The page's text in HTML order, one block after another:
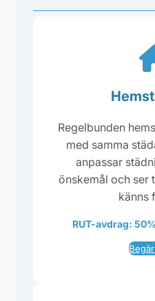
Regelbunden
med samma
anpassar
önskemål och ser
känns
RUT-avdrag: